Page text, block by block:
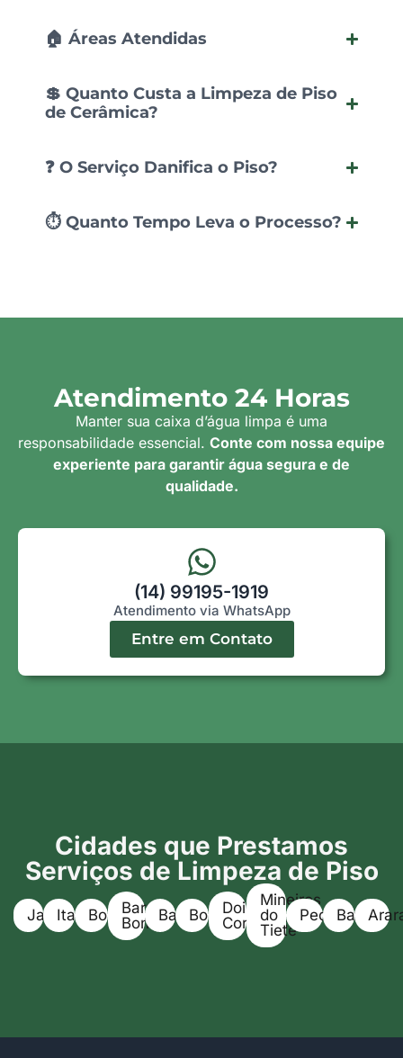
🏠 Áreas Atendidas
💲 Quanto Custa a Limpeza de Piso
de Cerâmica?
❓ O Serviço Danifica o Piso?
⏱️ Quanto Tempo Leva o Processo?
Atendimento 24 Horas
Manter sua caixa d’água limpa é uma
responsabilidade essencial. Conte com nossa equipe
experiente para garantir água segura e de
qualidade.
(14) 99195-1919
Atendimento via WhatsApp
Entre em Contato
Cidades que Prestamos
Serviços de Limpeza de Piso
Jaú ItapuíBoracéia
Barra
BonitaBaririBocaina
Dois
Corregos
Mineiros
do
Tietê
Pederneiras
Bauru